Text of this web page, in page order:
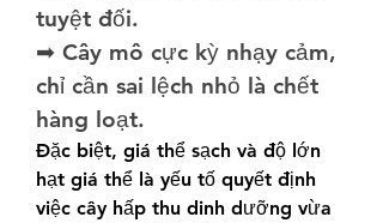
tuyệt đối.
➡ Cây mô cực kỳ nhạy cảm,
chỉ cần sai lệch nhỏ là chết
hàng loạt.
Đặc biệt, giá thể sạch và độ lớn
hạt giá thể là yếu tố quyết định
việc cây hấp thu dinh dưỡng vừa